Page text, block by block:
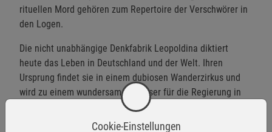
rituellen Mord gehören zum Repertoire der Verschwörer in
den Logen.
Die nicht unabhängige Denkfabrik Leopoldina diktiert
heute das Leben in Deutschland und der Welt. Ihren
Ursprung findet sie in einem dubiosen Wanderzirkus und
wird zu einem wundersamen Erlöser für die Regierung in
Cookie-Einstellungen